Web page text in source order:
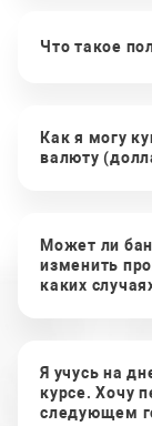
Что такое
Как я могу
валюту
Может ли
изменить
каких
Я учусь на
курсе. Хочу
следующем